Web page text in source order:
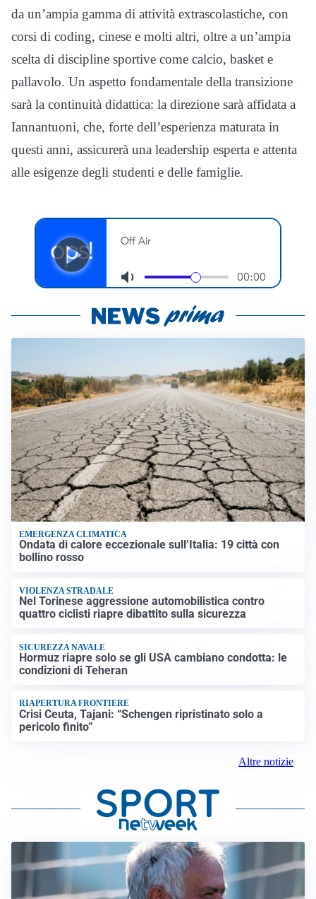
da un’ampia gamma di attività extrascolastiche, con
corsi di coding, cinese e molti altri, oltre a un’ampia
scelta di discipline sportive come calcio, basket e
pallavolo. Un aspetto fondamentale della transizione
sarà la continuità didattica: la direzione sarà affidata a
Iannantuoni, che, forte dell’esperienza maturata in
questi anni, assicurerà una leadership esperta e attenta
alle esigenze degli studenti e delle famiglie.
EMERGENZA CLIMATICA
Ondata di calore eccezionale sull’Italia: 19 città con
bollino rosso
VIOLENZA STRADALE
Nel Torinese aggressione automobilistica contro
quattro ciclisti riapre dibattito sulla sicurezza
SICUREZZA NAVALE
Hormuz riapre solo se gli USA cambiano condotta: le
condizioni di Teheran
RIAPERTURA FRONTIERE
Crisi Ceuta, Tajani: “Schengen ripristinato solo a
pericolo finito”
Altre notizie